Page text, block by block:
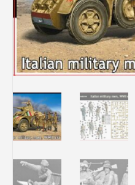
0,00€
Connexion / Inscription
Véhicules
Avions
Bateaux
Figurines
Peintures
Accessoires
Carte cadeau
Maquette par marque